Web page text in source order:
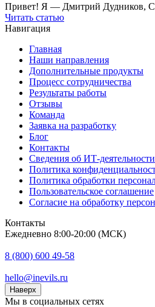
Привет! Я — Дмитрий Дудников,
Читать статью
Навигация
Главная
Наши направления
Дополнительные продукты
Процесс сотрудничества
Результаты работы
Отзывы
Команда
Заявка на разработку
Блог
Контакты
Сведения об ИТ-деятельности
Политика
Политика обработки
Пользовательское соглашение
Согласие на обработку
Контакты
Ежедневно 8:00-20:00 (МСК)
8 (800) 600 49-58
hello@inevils.ru
Наверх
Мы в социальных сетях